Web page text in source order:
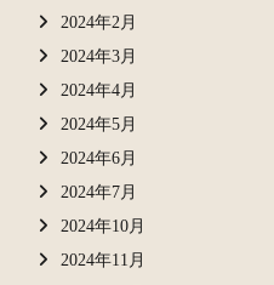
2024年2月
2024年3月
2024年4月
2024年5月
2024年6月
2024年7月
2024年10月
2024年11月